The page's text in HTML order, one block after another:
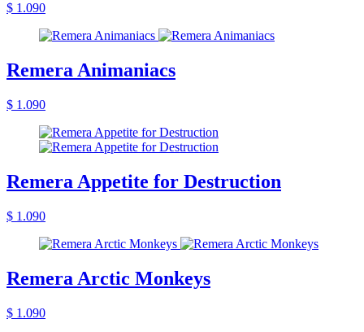
$ 1.090
Remera Animaniacs
$ 1.090
Remera Appetite for Destruction
$ 1.090
Remera Arctic Monkeys
$ 1.090